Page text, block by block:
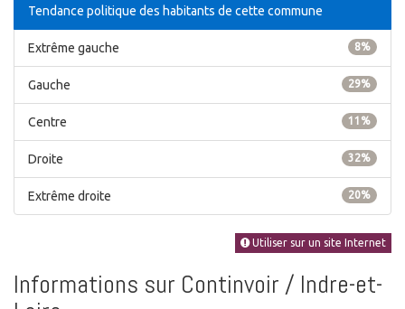
Tendance politique des habitants de cette commune
8%
Extrême gauche
29%
Gauche
11%
Centre
32%
Droite
20%
Extrême droite
Utiliser sur un site Internet
Informations sur Continvoir / Indre-et-